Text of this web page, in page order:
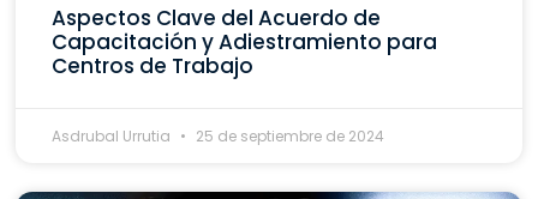
Aspectos Clave del Acuerdo de
Capacitación y Adiestramiento para
Centros de Trabajo
Asdrubal Urrutia 25 de septiembre de 2024